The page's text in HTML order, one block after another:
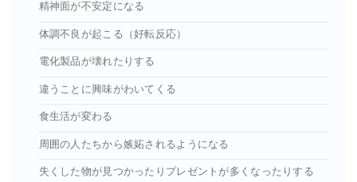
精神面が不安定になる
体調不良が起こる（好転反応）
電化製品が壊れたりする
違うことに興味がわいてくる
食生活が変わる
周囲の人たちから嫉妬されるようになる
失くした物が見つかったりプレゼントが多くなったりする